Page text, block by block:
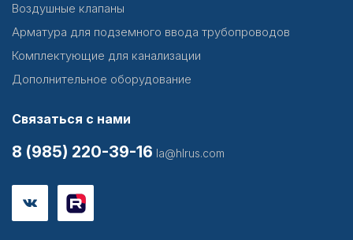
Воздушные клапаны
Арматура для подземного ввода трубопроводов
Комплектующие для канализации
Дополнительное оборудование
Связаться с нами
8 (985) 220-39-16 la@hlrus.com